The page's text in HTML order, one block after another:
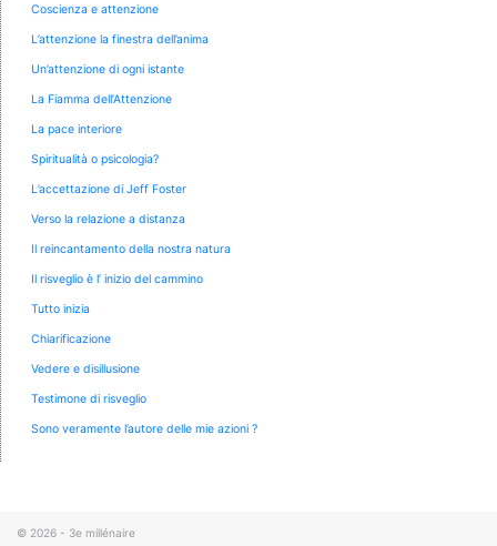
Coscienza e attenzione
L’attenzione la finestra dell’anima
Un’attenzione di ogni istante
La Fiamma dell’Attenzione
La pace interiore
Spiritualità o psicologia?
L’accettazione di Jeff Foster
Verso la relazione a distanza
Il reincantamento della nostra natura
Il risveglio è l’ inizio del cammino
Tutto inizia
Chiarificazione
Vedere e disillusione
Testimone di risveglio
Sono veramente l’autore delle mie azioni ?
© 2026 - 3e millénaire